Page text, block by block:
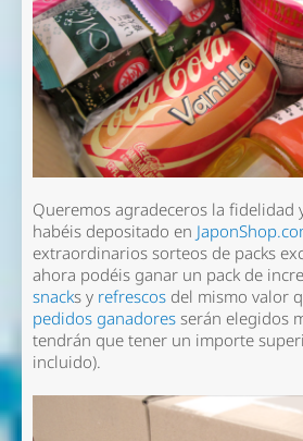
Queremos agradeceros la fidelidad
habéis depositado en
extraordinarios sorteos de packs
ahora podéis ganar un pack de
snacks y refrescosdel mismo valor
pedidos ganadoresserán elegidos
tendrán que tener un importe
incluido).